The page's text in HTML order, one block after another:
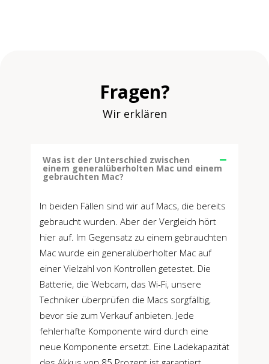
Fragen?
Wir erklären
Was ist der Unterschied zwischen
einem generalüberholten Mac und einem
gebrauchten Mac?
In beiden Fällen sind wir auf Macs, die bereits
gebraucht wurden. Aber der Vergleich hört
hier auf. Im Gegensatz zu einem gebrauchten
Mac wurde ein generalüberholter Mac auf
einer Vielzahl von Kontrollen getestet. Die
Batterie, die Webcam, das Wi-Fi, unsere
Techniker überprüfen die Macs sorgfälltig,
bevor sie zum Verkauf anbieten. Jede
fehlerhafte Komponente wird durch eine
neue Komponente ersetzt. Eine Ladekapazität